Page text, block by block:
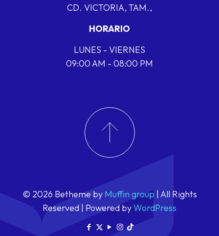
CD. VICTORIA, TAM.,
HORARIO
LUNES - VIERNES
09:00 AM - 08:00 PM
© 2026 Betheme by Muffin group | All Rights
Reserved | Powered byWordPress